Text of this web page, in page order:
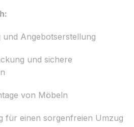
und Angebotserstellung
und sichere
von Möbeln
für einen sorgenfreien Umzug